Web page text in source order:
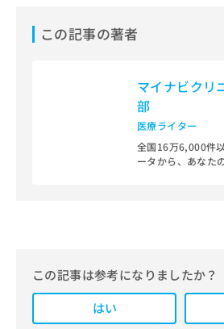
この記事の著者
マイナビクリ
部
医療ライター
全国16万6,000件
ータから、あなた
また、医療広告ガ
た編集体制を整え
は、一般社団法人
この記事は参考になりましたか？
はい